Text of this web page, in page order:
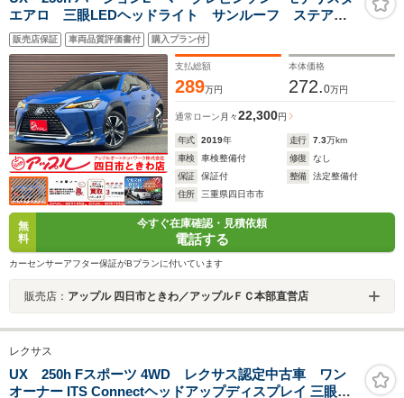
エアロ 三眼LEDヘッドライト サンルーフ ステアリ
ングヒータ ベンチレーション 全方位カメラ ブライ
ンドスポットモニター ヘッドアップディスプレイ プ
リクラッシュセーフティ
販売店保証 車両品質評価書付 購入プラン付
支払総額
289万円
本体価格
272.0万円
通常ローン 月々22,300円
年式 2019年 走行 7.3万km
車検
車検整備付 修復
なし
保証
保証付 整備
法定整備付
住所
三重県四日市市
無
料
今すぐ在庫確認・見積依頼
電話する
カーセンサーアフター保証がBプランに付いています
販売店： アップル 四日市ときわ／アップルＦＣ本部直営店
レクサス
UX 250h Fスポーツ 4WD レクサス認定中古車 ワン
オーナー ITS Connectヘッドアップディスプレイ 三眼フ